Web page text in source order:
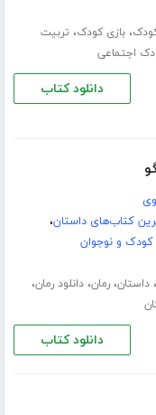
،بازی کودک، تربیت
اجتماعی
دانلود کتاب
کتاب‌های داستان،
و نوجوان
،داستان،رمان،دانلود رمان،
دانلود کتاب